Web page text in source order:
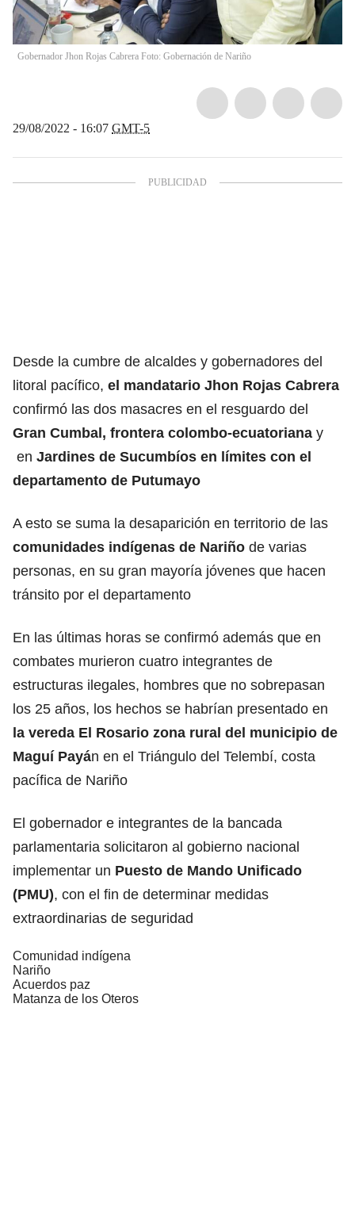
Gobernador Jhon Rojas Cabrera Foto: Gobernación de Nariño
29/08/2022 - 16:07 GMT-5
Desde la cumbre de alcaldes y gobernadores del
litoral pacífico, el mandatario Jhon Rojas Cabrera
confirmó las dos masacres en el resguardo del
Gran Cumbal, frontera colombo-ecuatoriana y
en Jardines de Sucumbíos en límites con el
departamento de Putumayo
A esto se suma la desaparición en territorio de las
comunidades indígenas de Nariño de varias
personas, en su gran mayoría jóvenes que hacen
tránsito por el departamento
En las últimas horas se confirmó además que en
combates murieron cuatro integrantes de
estructuras ilegales, hombres que no sobrepasan
los 25 años, los hechos se habrían presentado en
la vereda El Rosario zona rural del municipio de
Maguí Payán en el Triángulo del Telembí, costa
pacífica de Nariño
El gobernador e integrantes de la bancada
parlamentaria solicitaron al gobierno nacional
implementar un Puesto de Mando Unificado
(PMU), con el fin de determinar medidas
extraordinarias de seguridad
Comunidad indígena
Nariño
Acuerdos paz
Matanza de los Oteros